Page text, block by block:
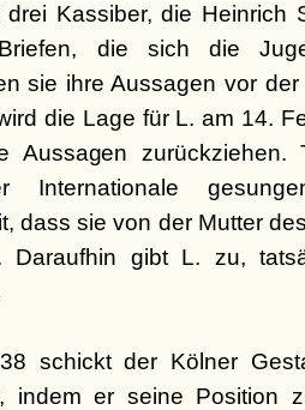
drei Kassiber, die
die sich die
sie ihre Aussagen vor
die Lage für L. am 14.
zurückziehen.
Internationale
dass sie von der Mutter
Daraufhin gibt L. zu,
schickt der Kölner
indem er seine Position